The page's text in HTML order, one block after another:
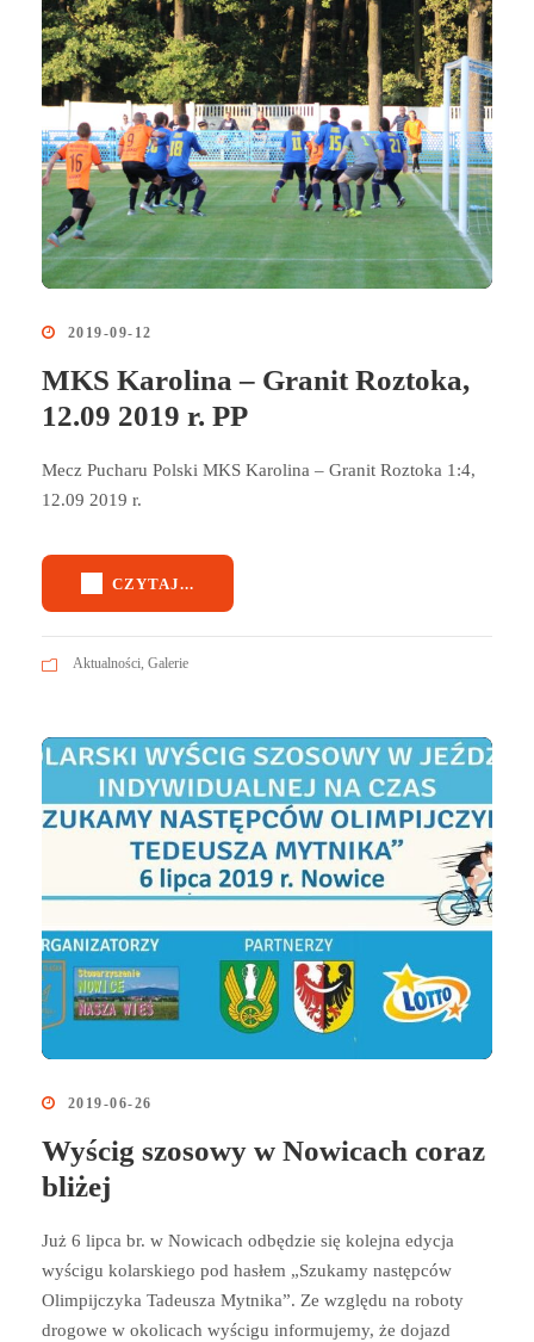
2019-09-12
MKS Karolina – Granit Roztoka,
12.09 2019 r. PP
Mecz Pucharu Polski MKS Karolina – Granit Roztoka 1:4,
12.09 2019 r.
CZYTAJ...
Aktualności, Galerie
2019-06-26
Wyścig szosowy w Nowicach coraz
bliżej
Już 6 lipca br. w Nowicach odbędzie się kolejna edycja
wyścigu kolarskiego pod hasłem „Szukamy następców
Olimpijczyka Tadeusza Mytnika”. Ze względu na roboty
drogowe w okolicach wyścigu informujemy, że dojazd